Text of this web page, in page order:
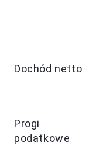
Dochód netto
Progi
podatkowe